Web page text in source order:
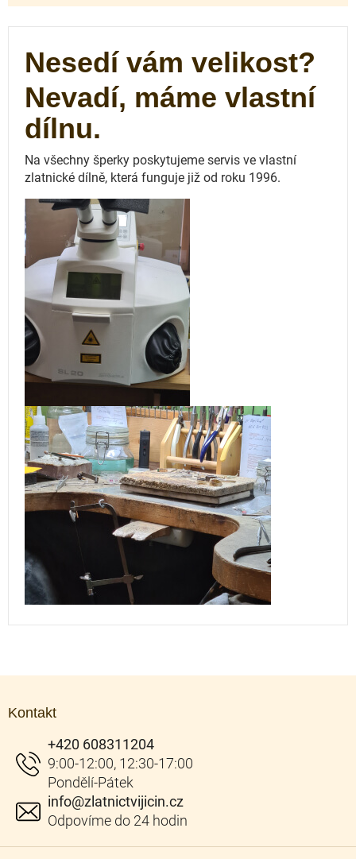
Nesedí vám velikost?
Nevadí, máme vlastní
dílnu.
Na všechny šperky poskytujeme servis ve vlastní
zlatnické dílně, která funguje již od roku 1996.
Kontakt
info@zlatnictvijicin.cz
+420 608311204